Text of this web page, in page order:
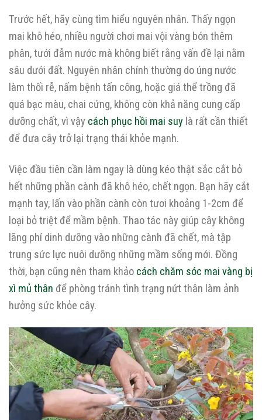
Trước hết, hãy cùng tìm hiểu nguyên nhân. Thấy ngọn
mai khô héo, nhiều người chơi mai vội vàng bón thêm
phân, tưới đẫm nước mà không biết rằng vấn đề lại nằm
sâu dưới đất. Nguyên nhân chính thường do úng nước
làm thối rễ, nấm bệnh tấn công, hoặc giá thể trồng đã
quá bạc màu, chai cứng, không còn khả năng cung cấp
dưỡng chất, vì vậy cách phục hồi mai suy là rất cần thiết
để đưa cây trở lại trạng thái khỏe mạnh.
Việc đầu tiên cần làm ngay là dùng kéo thật sắc cắt bỏ
hết những phần cành đã khô héo, chết ngọn. Bạn hãy cắt
mạnh tay, lấn vào phần cành còn tươi khoảng 1-2cm để
loại bỏ triệt để mầm bệnh. Thao tác này giúp cây không
lãng phí dinh dưỡng vào những cành đã chết, mà tập
trung sức lực nuôi dưỡng những mầm sống mới. Đồng
thời, bạn cũng nên tham khảo cách chăm sóc mai vàng bị
xì mủ thân để phòng tránh tình trạng nứt thân làm ảnh
hưởng sức khỏe cây.